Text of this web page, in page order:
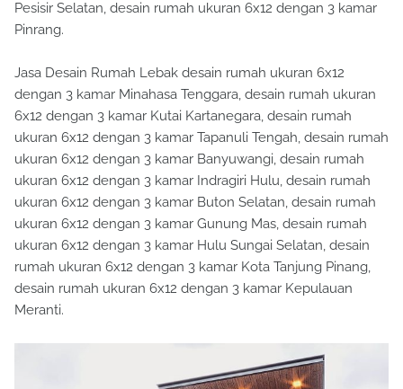
Pesisir Selatan, desain rumah ukuran 6x12 dengan 3 kamar
Pinrang.
Jasa Desain Rumah Lebak desain rumah ukuran 6x12
dengan 3 kamar Minahasa Tenggara, desain rumah ukuran
6x12 dengan 3 kamar Kutai Kartanegara, desain rumah
ukuran 6x12 dengan 3 kamar Tapanuli Tengah, desain rumah
ukuran 6x12 dengan 3 kamar Banyuwangi, desain rumah
ukuran 6x12 dengan 3 kamar Indragiri Hulu, desain rumah
ukuran 6x12 dengan 3 kamar Buton Selatan, desain rumah
ukuran 6x12 dengan 3 kamar Gunung Mas, desain rumah
ukuran 6x12 dengan 3 kamar Hulu Sungai Selatan, desain
rumah ukuran 6x12 dengan 3 kamar Kota Tanjung Pinang,
desain rumah ukuran 6x12 dengan 3 kamar Kepulauan
Meranti.